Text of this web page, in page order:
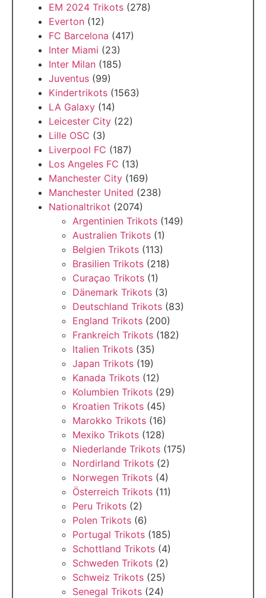
EM 2024 Trikots (278)
Everton (12)
FC Barcelona (417)
Inter Miami (23)
Inter Milan (185)
Juventus (99)
Kindertrikots (1563)
LA Galaxy (14)
Leicester City (22)
Lille OSC (3)
Liverpool FC (187)
Los Angeles FC (13)
Manchester City (169)
Manchester United (238)
Nationaltrikot (2074)
Argentinien Trikots (149)
Australien Trikots (1)
Belgien Trikots (113)
Brasilien Trikots (218)
Curaçao Trikots (1)
Dänemark Trikots (3)
Deutschland Trikots (83)
England Trikots (200)
Frankreich Trikots (182)
Italien Trikots (35)
Japan Trikots (19)
Kanada Trikots (12)
Kolumbien Trikots (29)
Kroatien Trikots (45)
Marokko Trikots (16)
Mexiko Trikots (128)
Niederlande Trikots (175)
Nordirland Trikots (2)
Norwegen Trikots (4)
Österreich Trikots (11)
Peru Trikots (2)
Polen Trikots (6)
Portugal Trikots (185)
Schottland Trikots (4)
Schweden Trikots (2)
Schweiz Trikots (25)
Senegal Trikots (24)